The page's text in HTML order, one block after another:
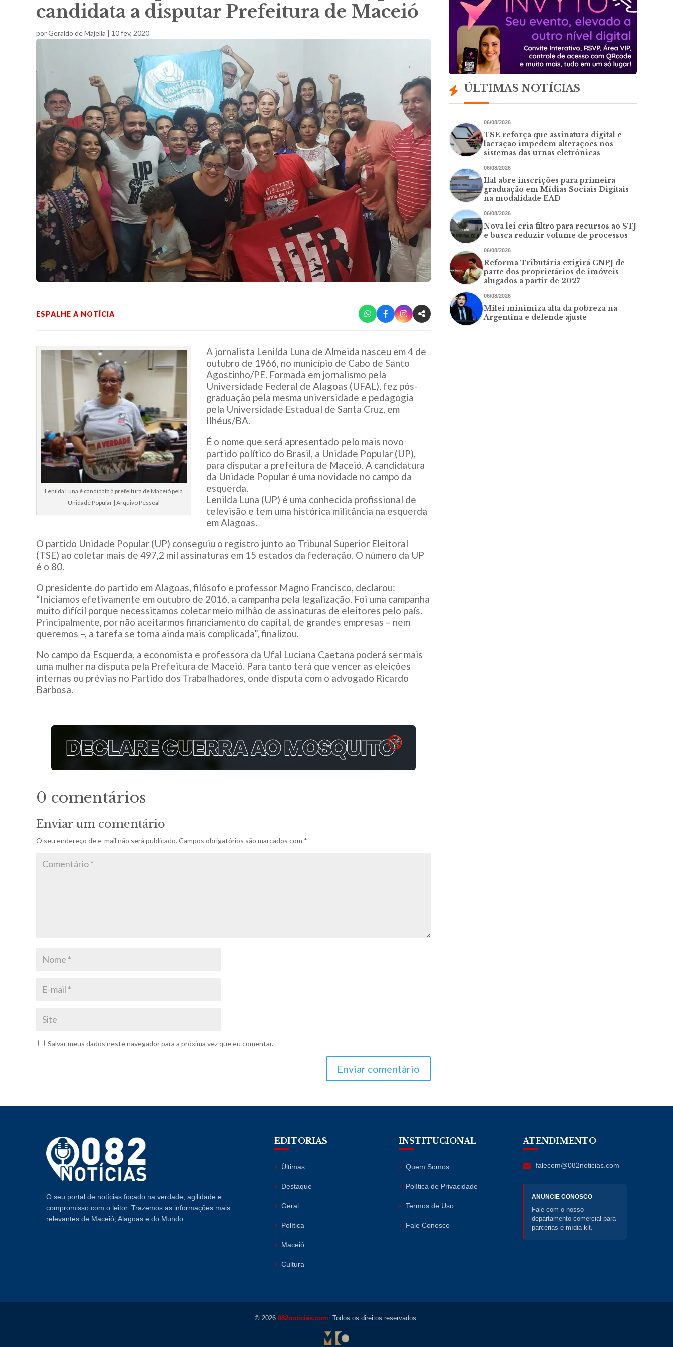
candidata a disputar Prefeitura de Maceió
porGeraldo de Majella 10 fev, 2020
ESPALHE A NOTÍCIA
Lenilda Luna é candidata à prefeitura de Maceió pela
Unidade Popular | Arquivo Pessoal
A jornalista Lenilda Luna de Almeida nasceu em 4 de
outubro de 1966, no município de Cabo de Santo
Agostinho/PE. Formada em jornalismo pela
Universidade Federal de Alagoas (UFAL), fez pós-
graduação pela mesma universidade e pedagogia
pela Universidade Estadual de Santa Cruz, em
Ilhéus/BA.
É o nome que será apresentado pelo mais novo
partido político do Brasil, a Unidade Popular (UP),
para disputar a prefeitura de Maceió. A candidatura
da Unidade Popular é uma novidade no campo da
esquerda.
Lenilda Luna (UP) é uma conhecida profissional de
televisão e tem uma histórica militância na esquerda
em Alagoas.
O partido Unidade Popular (UP) conseguiu o registro junto ao Tribunal Superior Eleitoral
(TSE) ao coletar mais de 497,2 mil assinaturas em 15 estados da federação. O número da UP
é o 80.
O presidente do partido em Alagoas, filósofo e professor Magno Francisco, declarou:
“Iniciamos efetivamente em outubro de 2016, a campanha pela legalização. Foi uma campanha
muito difícil porque necessitamos coletar meio milhão de assinaturas de eleitores pelo país.
Principalmente, por não aceitarmos financiamento do capital, de grandes empresas – nem
queremos –, a tarefa se torna ainda mais complicada”, finalizou.
No campo da Esquerda, a economista e professora da Ufal Luciana Caetana poderá ser mais
uma mulher na disputa pela Prefeitura de Maceió. Para tanto terá que vencer as eleições
internas ou prévias no Partido dos Trabalhadores, onde disputa com o advogado Ricardo
Barbosa.
0 comentários
Enviar um comentário
O seu endereço de e-mail não será publicado. Campos obrigatórios são marcados com *
Salvar meus dados neste navegador para a próxima vez que eu comentar.
Enviar comentário
ÚLTIMAS NOTÍCIAS
06/08/2026
TSE reforça que assinatura digital e
lacração impedem alterações nos
sistemas das urnas eletrônicas
06/08/2026
Ifal abre inscrições para primeira
graduação em Mídias Sociais Digitais
na modalidade EAD
06/08/2026
Nova lei cria filtro para recursos ao STJ
e busca reduzir volume de processos
06/08/2026
Reforma Tributária exigirá CNPJ de
parte dos proprietários de imóveis
alugados a partir de 2027
06/08/2026
Milei minimiza alta da pobreza na
Argentina e defende ajuste
O seu portal de notícias focado na verdade, agilidade e
compromisso com o leitor. Trazemos as informações mais
relevantes de Maceió, Alagoas e do Mundo.
EDITORIAS
Últimas
Destaque
Geral
Política
Maceió
Cultura
INSTITUCIONAL
Quem Somos
Política de Privacidade
Termos de Uso
Fale Conosco
ATENDIMENTO
falecom@082noticias.com
ANUNCIE CONOSCO
Fale com o nosso
departamento comercial para
parcerias e mídia kit.
© 2026 082noticias.com. Todos os direitos reservados.